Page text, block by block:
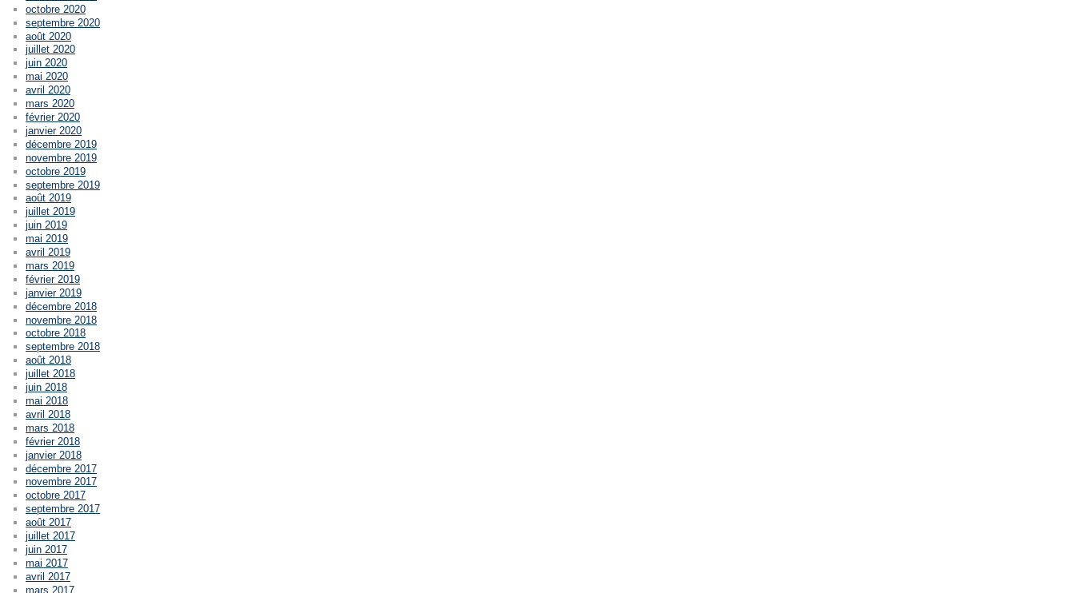
octobre 2020
septembre 2020
août 2020
juillet 2020
juin 2020
mai 2020
avril 2020
mars 2020
février 2020
janvier 2020
décembre 2019
novembre 2019
octobre 2019
septembre 2019
août 2019
juillet 2019
juin 2019
mai 2019
avril 2019
mars 2019
février 2019
janvier 2019
décembre 2018
novembre 2018
octobre 2018
septembre 2018
août 2018
juillet 2018
juin 2018
mai 2018
avril 2018
mars 2018
février 2018
janvier 2018
décembre 2017
novembre 2017
octobre 2017
septembre 2017
août 2017
juillet 2017
juin 2017
mai 2017
avril 2017
mars 2017